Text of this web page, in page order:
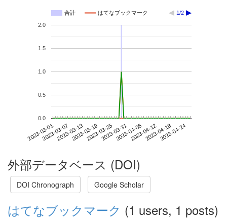
合計 はてなブックマーク 1/2
2023-03-012023-03-072023-03-132023-03-192023-03-252023-03-312023-04-062023-04-122023-04-182023-04-24
0.0
0.5
1.0
1.5
2.0
外部データベース (DOI)
DOI Chronograph Google Scholar
はてなブックマーク (1 users, 1 posts)